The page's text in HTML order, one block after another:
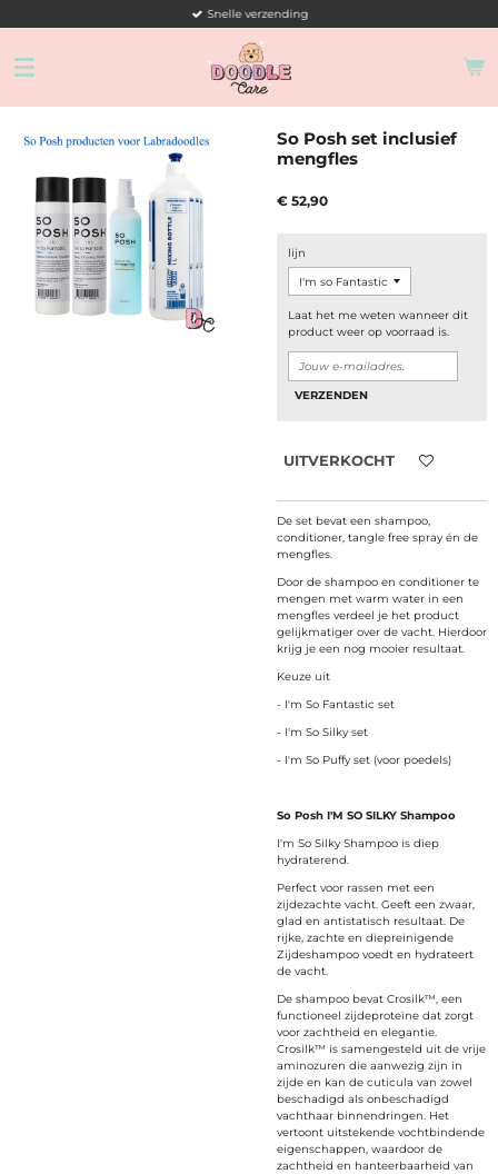
de
Snelle verzending
So Posh set inclusief
mengfles
€ 52,90
lijn
Laat het me weten wanneer dit
product weer op voorraad is.
VERZENDEN
UITVERKOCHT
De set bevat een shampoo,
conditioner, tangle free spray én de
mengfles.
Door de shampoo en conditioner te
mengen met warm water in een
mengfles verdeel je het product
gelijkmatiger over de vacht. Hierdoor
krijg je een nog mooier resultaat.
Keuze uit
- I'm So Fantastic set
- I'm So Silky set
- I'm So Puffy set (voor poedels)
So Posh I'M SO SILKY Shampoo
I'm So Silky Shampoo is diep
hydraterend.
Perfect voor rassen met een
zijdezachte vacht. Geeft een zwaar,
glad en antistatisch resultaat. De
rijke, zachte en diepreinigende
Zijdeshampoo voedt en hydrateert
de vacht.
De shampoo bevat Crosilk™, een
functioneel zijdeproteïne dat zorgt
voor zachtheid en elegantie.
Crosilk™ is samengesteld uit de vrije
aminozuren die aanwezig zijn in
zijde en kan de cuticula van zowel
beschadigd als onbeschadigd
vachthaar binnendringen. Het
vertoont uitstekende vochtbindende
eigenschappen, waardoor de
zachtheid en hanteerbaarheid van